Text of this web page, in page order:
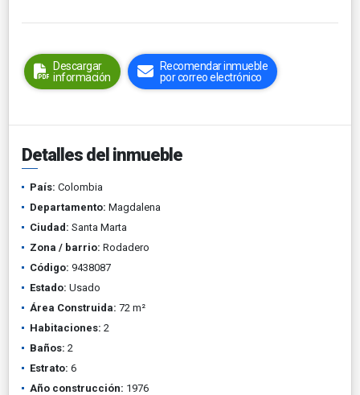
Descargar
información
Recomendar inmueble
por correo electrónico
Detalles del inmueble
País: Colombia
Departamento: Magdalena
Ciudad: Santa Marta
Zona / barrio: Rodadero
Código: 9438087
Estado: Usado
Área Construida: 72 m²
Habitaciones: 2
Baños: 2
Estrato: 6
Año construcción: 1976